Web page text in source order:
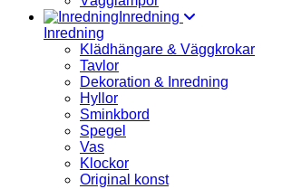
Inredning
Inredning
Klädhängare & Väggkrokar
Tavlor
Dekoration & Inredning
Hyllor
Sminkbord
Spegel
Vas
Klockor
Original konst